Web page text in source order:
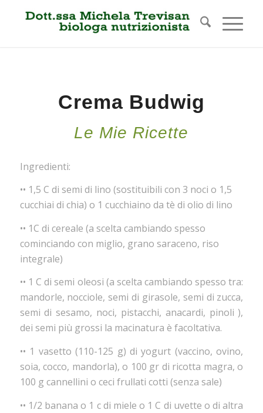
Crema Budwig
Le Mie Ricette
Ingredienti:
•• 1,5 C di semi di lino (sostituibili con 3 noci o 1,5
cucchiai di chia) o 1 cucchiaino da tè di olio di lino
•• 1C di cereale (a scelta cambiando spesso
cominciando con miglio, grano saraceno, riso
integrale)
•• 1 C di semi oleosi (a scelta cambiando spesso tra:
mandorle, nocciole, semi di girasole, semi di zucca,
semi di sesamo, noci, pistacchi, anacardi, pinoli ),
dei semi più grossi la macinatura è facoltativa.
•• 1 vasetto (110-125 g) di yogurt (vaccino, ovino,
soia, cocco, mandorla), o 100 gr di ricotta magra, o
100 g cannellini o ceci frullati cotti (senza sale)
•• 1/2 banana o 1 c di miele o 1 C di uvette o di altra